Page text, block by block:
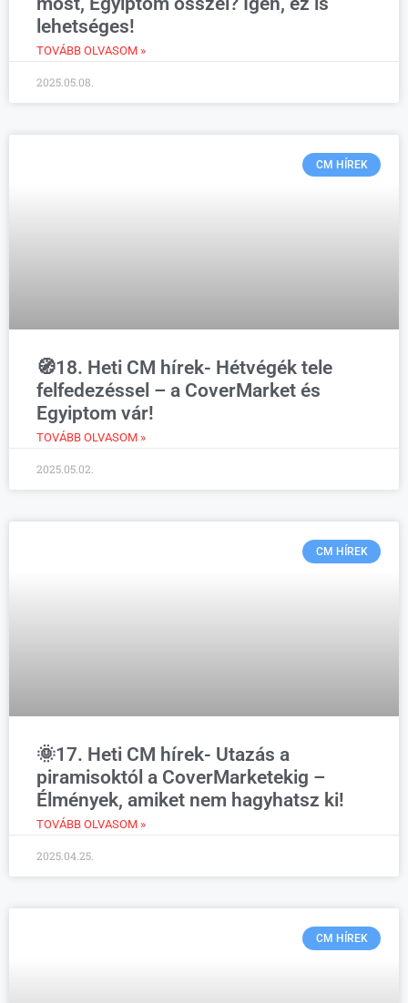
lehetséges!
TOVÁBB OLVASOM »
2025.05.08.
CM HÍREK
🧭18. Heti CM hírek- Hétvégék tele
felfedezéssel – a CoverMarket és
Egyiptom vár!
TOVÁBB OLVASOM »
2025.05.02.
CM HÍREK
🌞17. Heti CM hírek- Utazás a
piramisoktól a CoverMarketekig –
Élmények, amiket nem hagyhatsz ki!
TOVÁBB OLVASOM »
2025.04.25.
CM HÍREK